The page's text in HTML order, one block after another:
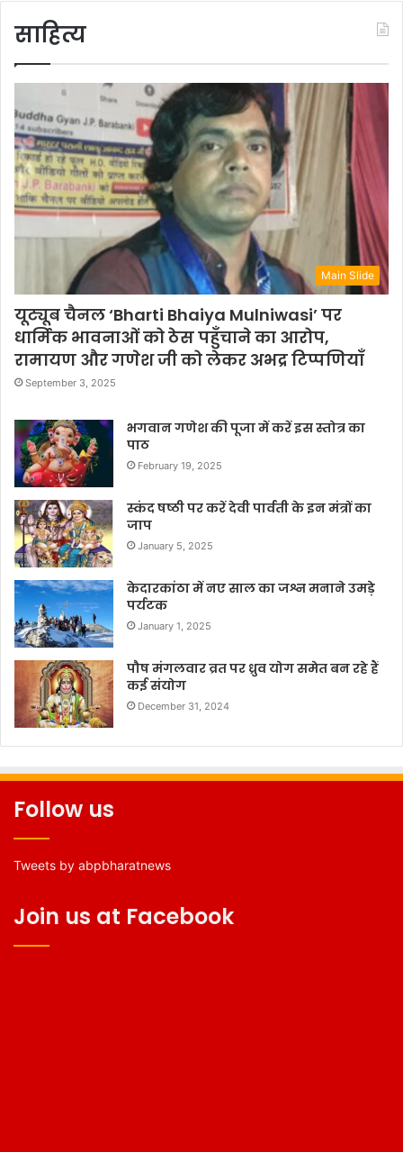
साहित्य
Main Slide
यूट्यूब चैनल ‘Bharti Bhaiya Mulniwasi’ पर
धार्मिक भावनाओं को ठेस पहुँचाने का आरोप,
रामायण और गणेश जी को लेकर अभद्र टिप्पणियाँ
September 3, 2025
भगवान गणेश की पूजा में करें इस स्तोत्र का
पाठ
February 19, 2025
स्कंद षष्ठी पर करें देवी पार्वती के इन मंत्रों का
जाप
January 5, 2025
केदारकांठा में नए साल का जश्न मनाने उमड़े
पर्यटक
January 1, 2025
पौष मंगलवार व्रत पर ध्रुव योग समेत बन रहे हैं
कई संयोग
December 31, 2024
Follow us
Tweets by abpbharatnews
Join us at Facebook